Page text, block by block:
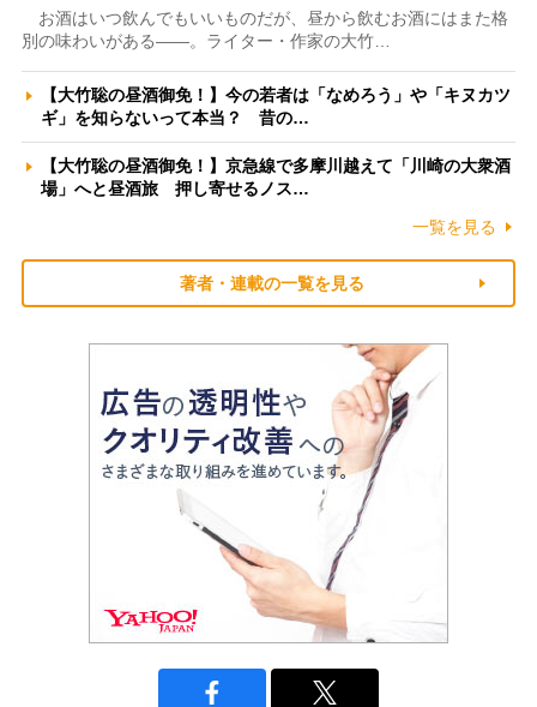
お酒はいつ飲んでもいいものだが、昼から飲むお酒にはまた格
別の味わいがある――。ライター・作家の大竹…
【大竹聡の昼酒御免！】今の若者は「なめろう」や「キヌカツ
ギ」を知らないって本当？ 昔の…
【大竹聡の昼酒御免！】京急線で多摩川越えて「川崎の大衆酒
場」へと昼酒旅 押し寄せるノス…
一覧を見る
著者・連載の一覧を見る